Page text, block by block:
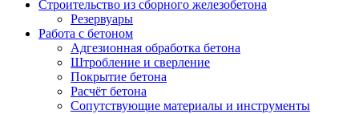
Строительство из сборного железобетона
Резервуары
Работа с бетоном
Адгезионная обработка бетона
Штробление и сверление
Покрытие бетона
Расчёт бетона
Сопутствующие материалы и инструменты